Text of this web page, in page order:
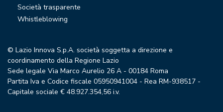
Società trasparente
Whistleblowing
© Lazio Innova S.p.A. società soggetta a direzione e
coordinamento della Regione Lazio
Sede legale Via Marco Aurelio 26 A - 00184 Roma
Partita Iva e Codice fiscale 05950941004 - Rea RM-938517 -
Capitale sociale € 48.927.354,56 i.v.